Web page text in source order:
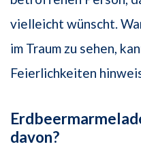
vielleicht wünscht.
im Traum zu sehen,
Feierlichkeiten
davon?